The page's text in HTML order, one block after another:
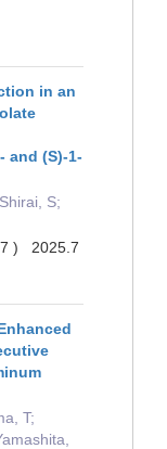
in an
and (S)-1-
S;
7 ) 2025.7
T;